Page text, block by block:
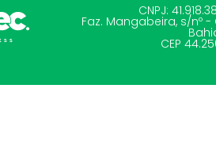
CNPJ:
Faz. Mangabeira, s/nº
CEP